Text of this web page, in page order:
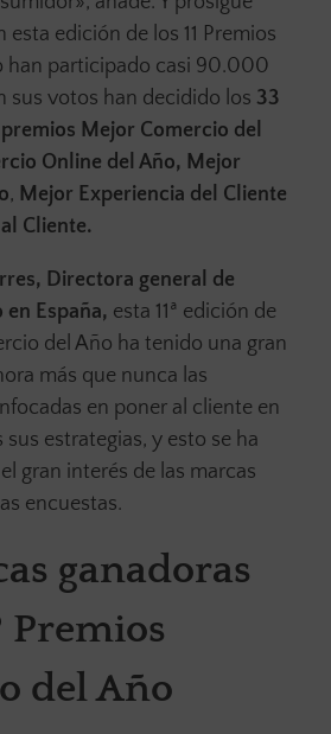
edición de los 11 Premios
han participado casi 90.000
sus votos han decidido los 33
Mejor Comercio del
Online del Año, Mejor
, Mejor Experiencia del Cliente
Cliente.
Directora general de
España, esta 11ª edición de
del Año ha tenido una gran
más que nunca las
en poner al cliente en
estrategias, y esto se ha
gran interés de las marcas
encuestas.
ganadoras
Premios
del Año